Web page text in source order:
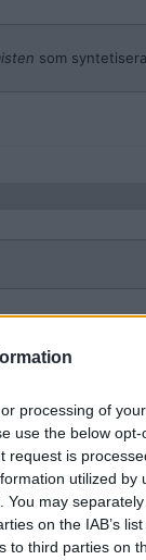
processing of
use the below
request is
utilized by
may
on the IAB’s
to third parties on
som